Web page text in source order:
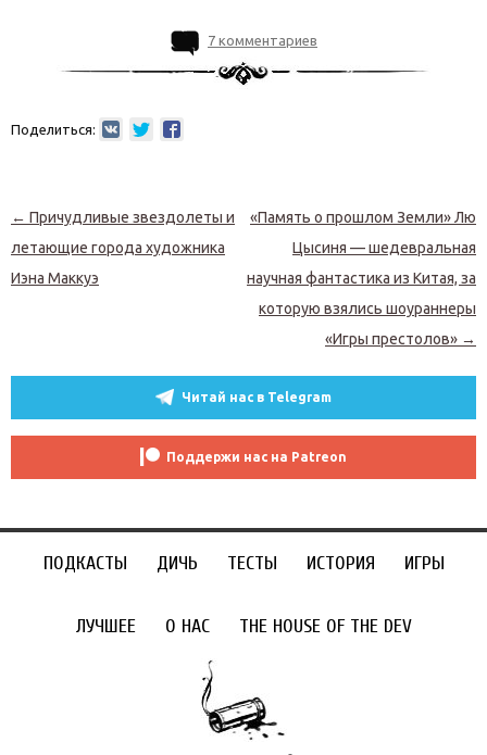
7 комментариев
Поделиться:
Навигация по записям
← Причудливые звездолеты и
летающие города художника
Иэна Маккуэ
«Память о прошлом Земли» Лю
Цысиня — шедевральная
научная фантастика из Китая, за
которую взялись шоураннеры
«Игры престолов» →
Читай нас в Telegram
Поддержи нас на Patreon
ПОДКАСТЫ ДИЧЬ ТЕСТЫ ИСТОРИЯ ИГРЫ
ЛУЧШЕЕ О НАС THE HOUSE OF THE DEV